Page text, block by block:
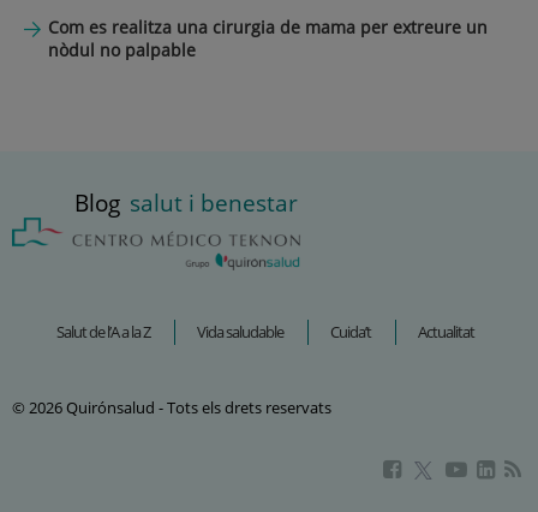
Com es realitza una cirurgia de mama per extreure un
nòdul no palpable
Blog salut i benestar
Salut de l’A a la Z Vida saludable Cuida’t Actualitat
© 2026 Quirónsalud - Tots els drets reservats
AquestAquest
Aquest